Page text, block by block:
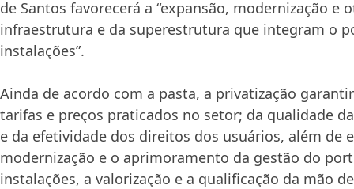
de Santos favorecerá a “expansão, modernização e
infraestrutura e da superestrutura que integram o
instalações”.
Ainda de acordo com a pasta, a privatização
tarifas e preços praticados no setor; da qualidade
e da efetividade dos direitos dos usuários, além de
modernização e o aprimoramento da gestão do
instalações, a valorização e a qualificação da mão